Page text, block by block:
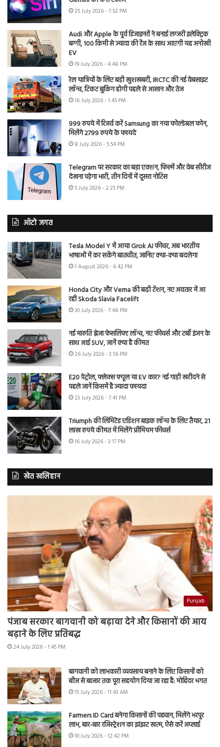
25 July 2026 - 7:52 PM
Audi और Apple के पूर्व डिजाइनरों ने बनाई लग्जरी इलेक्ट्रिक
बग्गी, 100 किमी से ज्यादा की रेंज के साथ आएगी यह अनोखी
EV
19 July 2026 - 4:48 PM
रेल यात्रियों के लिए बड़ी खुशखबरी, IRCTC की नई वेबसाइट
लॉन्च, टिकट बुकिंग होगी पहले से आसान और तेज
16 July 2026 - 1:45 PM
999 रुपये में रिजर्व करें Samsung का नया फोल्डेबल फोन,
मिलेंगे 2799 रुपये के फायदे
8 July 2026 - 5:54 PM
Telegram पर सरकार का बड़ा एक्शन, फिल्में और वेब सीरीज
देखना पड़ेगा भारी, तीन दिनों में दूसरा नोटिस
5 July 2026 - 2:25 PM
ऑटो जगत
Tesla Model Y में आया Grok AI फीचर, अब भारतीय
भाषाओं में कर सकेंगे बातचीत, जानिए क्या-क्या बदलेगा
1 August 2026 - 6:42 PM
Honda City और Verna की बढ़ी टेंशन, नए अवतार में आ
रही Skoda Slavia Facelift
30 July 2026 - 7:48 PM
नई मारुति ब्रेजा फेसलिफ्ट लॉन्च, नए फीचर्स और टर्बो इंजन के
साथ आई SUV, जानें क्या है कीमत
26 July 2026 - 3:56 PM
E20 पेट्रोल, फ्लेक्स फ्यूल या EV कार? नई गाड़ी खरीदने से
पहले जानें किसमें है ज्यादा फायदा
23 July 2026 - 7:41 PM
Triumph की लिमिटेड एडिशन बाइक लॉन्च के लिए तैयार, 21
लाख रुपये कीमत में मिलेंगे प्रीमियम फीचर्स
16 July 2026 - 3:17 PM
खेत खलिहान
Punjab
पंजाब सरकार बागवानी को बढ़ावा देने और किसानों की आय
बढ़ाने के लिए प्रतिबद्ध
24 July 2026 - 1:45 PM
बागवानी को लाभकारी व्यवसाय बनाने के लिए किसानों को
बीज से बाजार तक पूरा सहयोग दिया जा रहा है: मोहिंदर भगत
15 July 2026 - 11:43 AM
Farmers ID Card बनेगा किसानों की पहचान, मिलेंगे भरपूर
लाभ, बार-बार रजिस्ट्रेशन का झंझट खत्म, ऐसे करें अप्लाई
10 July 2026 - 12:42 PM